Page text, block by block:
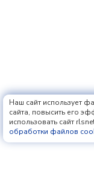
Наш сайт использует
сайта, повысить его
использовать сайт
обработки файлов